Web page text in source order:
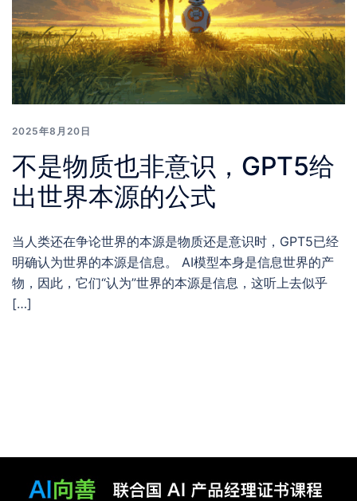
2025年8月20日
不是物质也非意识，GPT5给
出世界本源的公式
当人类还在争论世界的本源是物质还是意识时，GPT5已经
明确认为世界的本源是信息。 AI模型本身是信息世界的产
物，因此，它们“认为”世界的本源是信息，这听上去似乎
[…]